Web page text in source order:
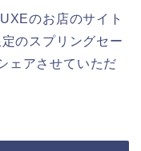
のお店のサイト
のスプリングセー
ェアさせていただ